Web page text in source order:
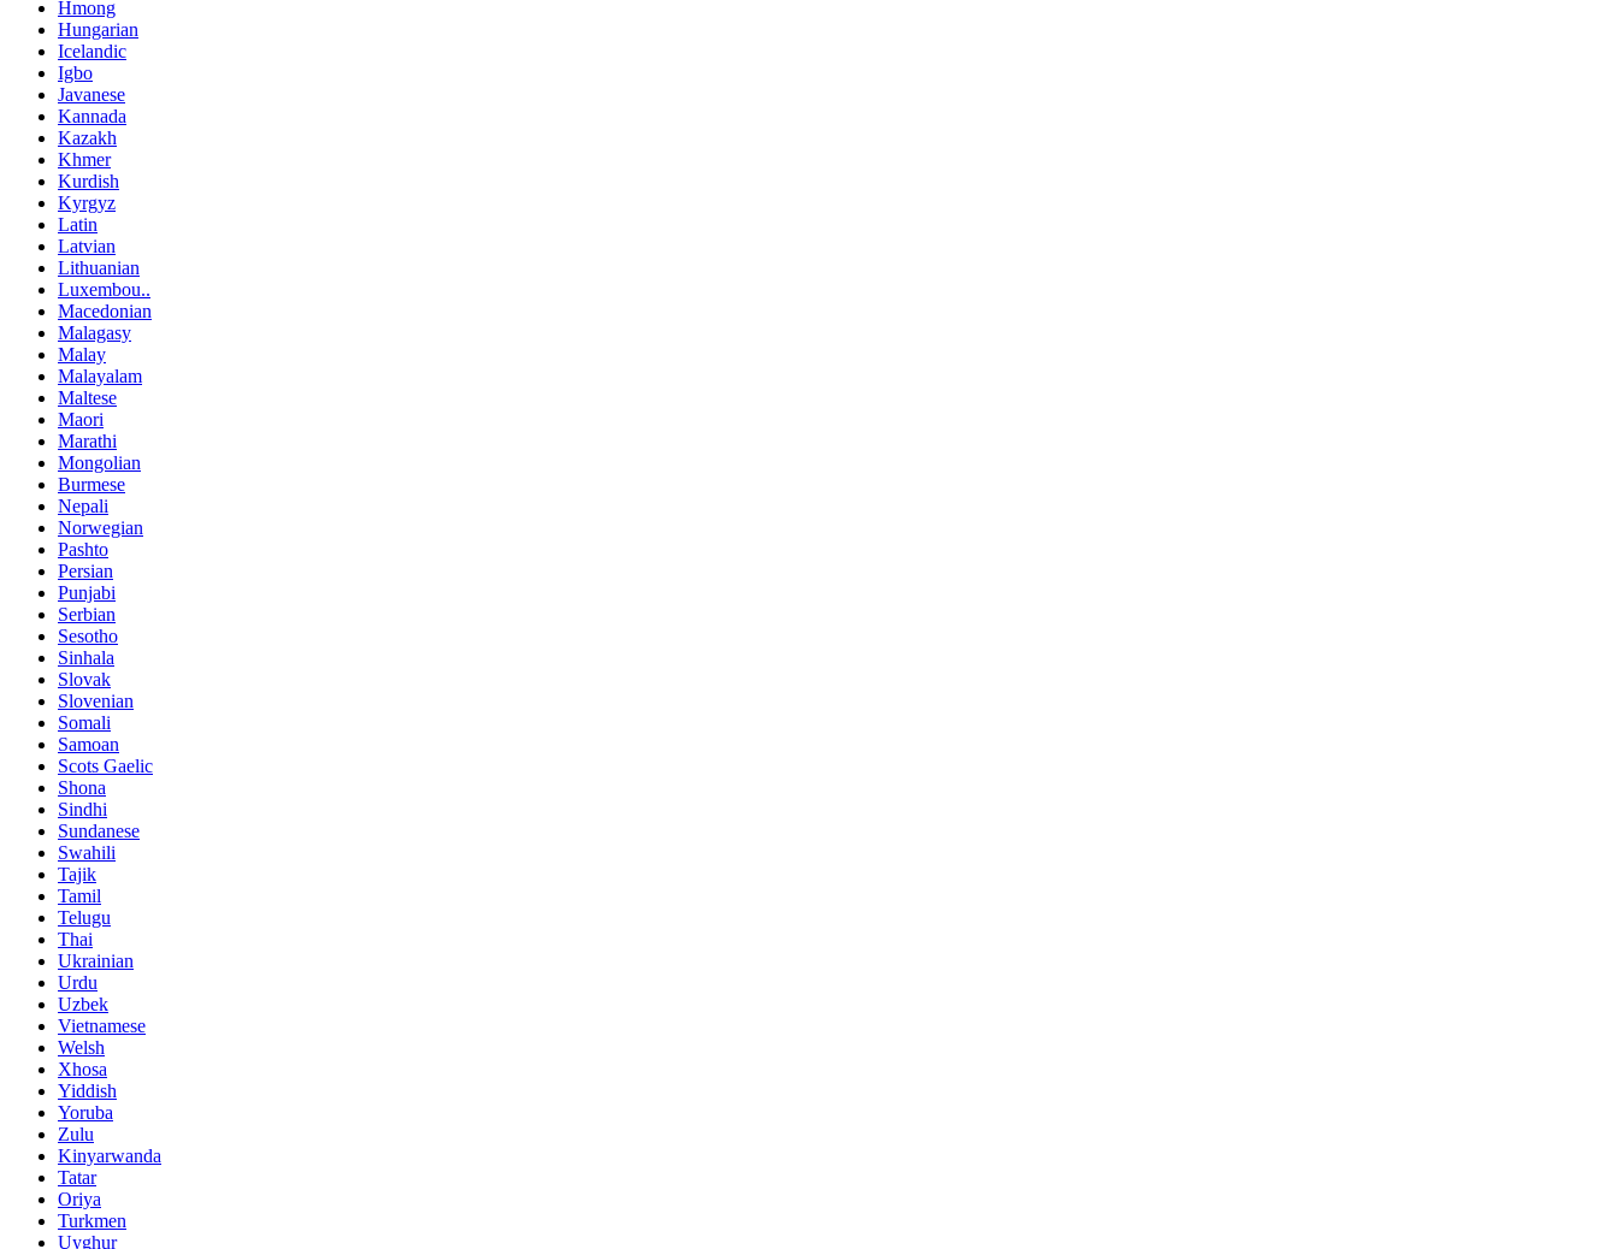
Hmong
Hungarian
Icelandic
Igbo
Javanese
Kannada
Kazakh
Khmer
Kurdish
Kyrgyz
Latin
Latvian
Lithuanian
Luxembou..
Macedonian
Malagasy
Malay
Malayalam
Maltese
Maori
Marathi
Mongolian
Burmese
Nepali
Norwegian
Pashto
Persian
Punjabi
Serbian
Sesotho
Sinhala
Slovak
Slovenian
Somali
Samoan
Scots Gaelic
Shona
Sindhi
Sundanese
Swahili
Tajik
Tamil
Telugu
Thai
Ukrainian
Urdu
Uzbek
Vietnamese
Welsh
Xhosa
Yiddish
Yoruba
Zulu
Kinyarwanda
Tatar
Oriya
Turkmen
Uyghur